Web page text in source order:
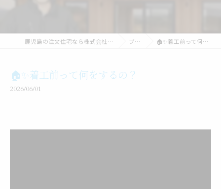
鹿児島の注文住宅なら株式会社イオン・ホーム ブログ 🏠✨着工前って何をするの？
🏠✨着工前って何をするの？
2026/06/01